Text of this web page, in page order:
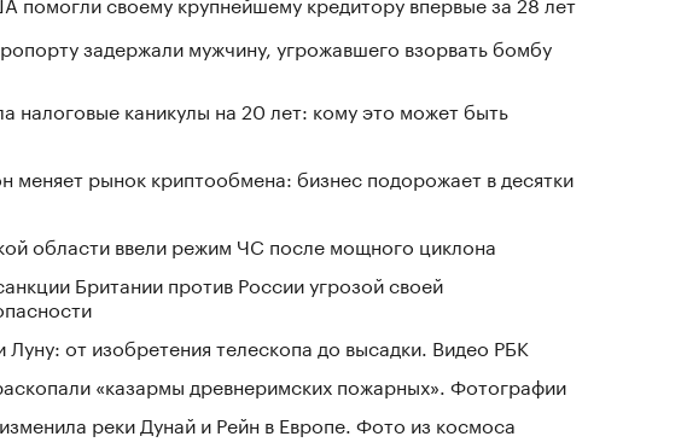
задержали мужчину, угрожавшего взорвать бомбу
налоговые каникулы на 20 лет: кому это может быть
меняет рынок криптообмена: бизнес подорожает в десятки
области ввели режим ЧС после мощного циклона
Британии против России угрозой своей
Луну: от изобретения телескопа до высадки. Видео РБК
«казармы древнеримских пожарных». Фотографии
реки Дунай и Рейн в Европе. Фото из космоса